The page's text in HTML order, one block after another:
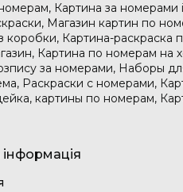
Картина за
Магазин картин по
коробки, Картина-
Картина по номерам
за номерами, Наборы
Раскраски с номерами,
картины по номерам,